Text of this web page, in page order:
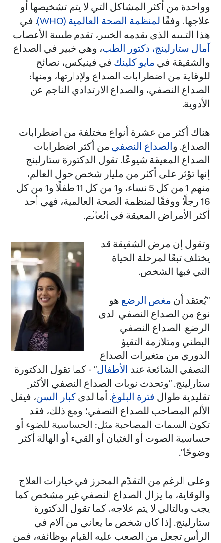
وواحدة من أكثر المشاكل التي لا يتم تشخيصها أو
علاجها، وفقًا لمنظمة الصحة العالمية (WHO)
. في
هذا التنبيه الذي يقدمه الخبير، تقدم طبيبة الأعصاب
آمال ستارلينج، دكتور الطب، وهي خبير في الصداع
والشقيقة في مايو كلينك في فينيكس، نصائح
للوقاية من اضطرابات الصداع ولإدارتها، ومنها:
الصداع النصفي، والصداع الارتدادي الناجم عن
الأدوية.
هناك أكثر من عشرة أنواع مختلفة من اضطرابات
الصداع. والصداع النصفي من أكثر اضطرابات
الصداع المعيقة شيوعًا. تقول الدكتورة ستارلينج
إنها تؤثر على أكثر من مليار شخص حول العالم،
منهم 1 من كل 5 نساء، و1 من كل 11 طفلًا و1 من كل
16 رجلًا ووفقًا لمنظمة الصحة العالمية، فهي أحد
أكثر الأمراض المعيقة في العالم.دكتور أمال ستارلينغ
وتقول إن مرض الشقيقة قد
يختلف تبعًا لمرحلة الحياة
التي فيها الشخص.
"يُعتقد أن مغص الرضع هو
نوع من الصداع النصفي لدى
الرضع. الصداع النصفي
البطني ومتلازمة التقيؤ
الدوري من متغيرات الصداع
النصفي الشائعة عند الأطفال" - كما تقول الدكتورة
ستارلينج. "وتحدث نوبات الصداع النصفي الأكثر
تقليدية طوال فترة البلوغ. أما لدى كبار السن، فيقل
الألم المصاحب للصداع النصفي؛ ومع ذلك، فقد
تكون السمات المصاحبة مثل: الحساسية للضوء أو
حساسية الصوت أو الغثيان أو القيء أو الهالة أكثر
وضوحًا".
وعلى الرغم من التقدّم المحرز في خيارات العلاج
والوقاية، ما يزال الصداع النصفي غير مشخص كما
يجب وبالتالي لا يتم علاجه، كما تقول الدكتورة
ستارلينج. إذا كان شخص ما يعاني من آلام في
الرأس تجعل من الصعب عليه القيام بوظائفه، فمن